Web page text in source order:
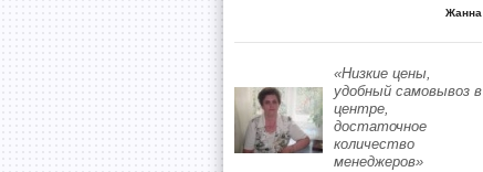
Жанна
«Низкие цены,
удобный самовывоз в
центре,
достаточное
количество
менеджеров»